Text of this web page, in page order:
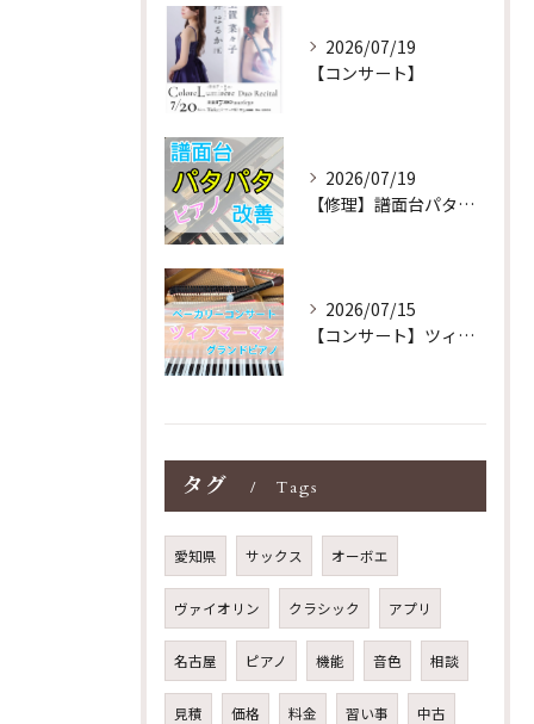
2026/07/19
【コンサート】
2026/07/19
【修理】譜面台パタパタを改善！ストレス解消！
2026/07/15
【コンサート】ツィンマーマンのグランドピアノ♪木目猫足グラン...
タグ Tags
愛知県 サックス オーボエ
ヴァイオリン クラシック アプリ
名古屋 ピアノ 機能 音色 相談
見積 価格 料金 習い事 中古